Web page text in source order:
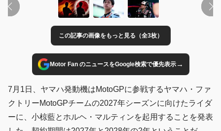
この記事の画像をもっと見る（全3枚）
Motor Fan のニュースをGoogle検索で優先表示→
7月1日、ヤマハ発動機はMotoGPに参戦するヤマハ・ファ
クトリーMotoGPチームの2027年シーズンに向けたライダ
ーに、小椋藍とホルヘ・マルティンを起用することを発表